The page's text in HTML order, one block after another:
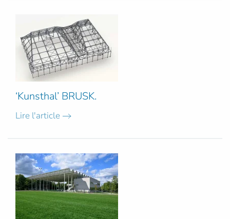
‘Kunsthal’ BRUSK.
Lire l'article